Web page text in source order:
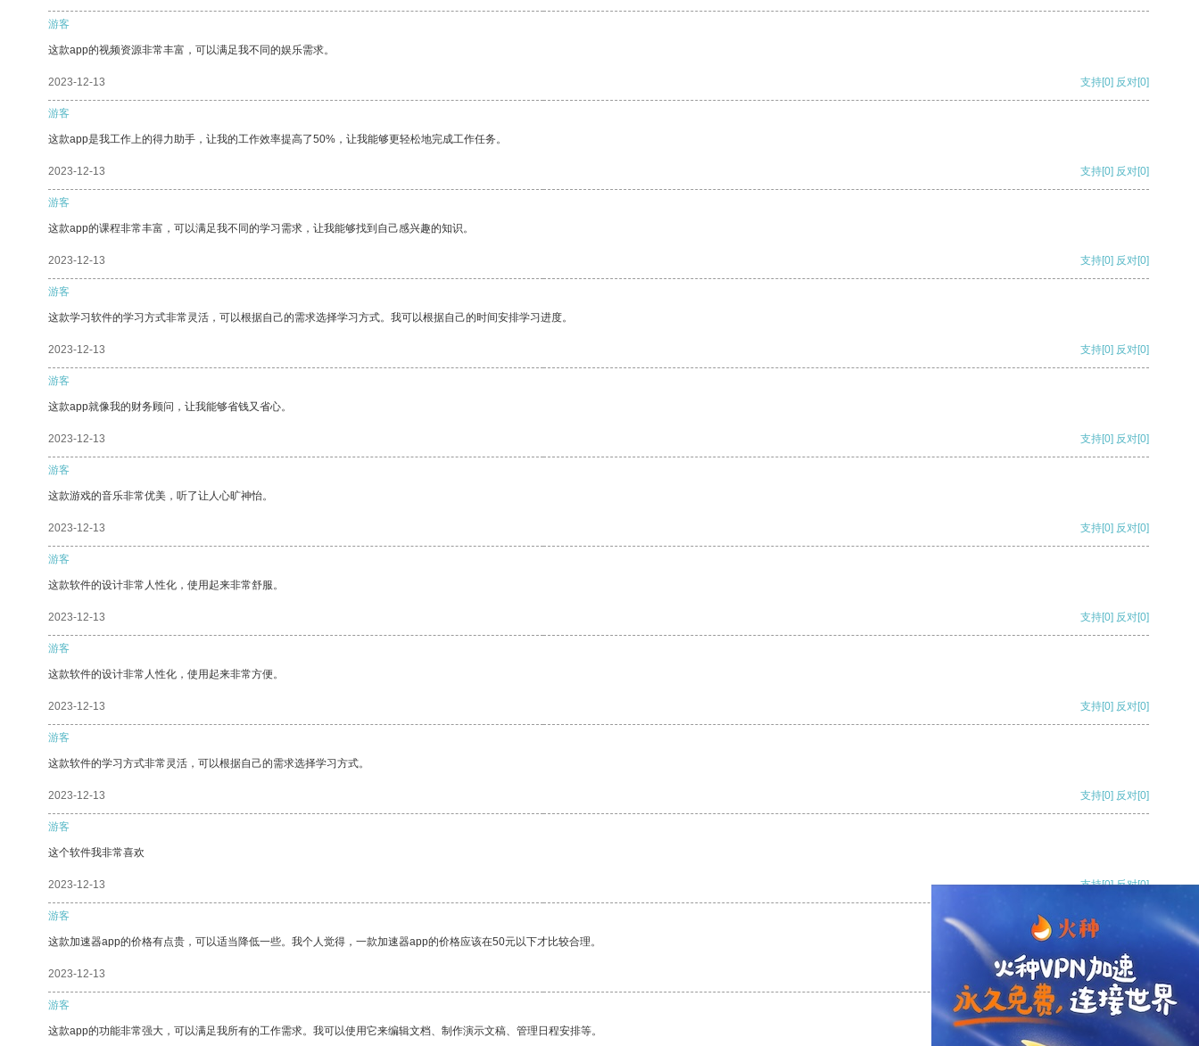
游客
这款app的视频资源非常丰富，可以满足我不同的娱乐需求。
2023-12-13 支持[0] 反对[0]
游客
这款app是我工作上的得力助手，让我的工作效率提高了50%，让我能够更轻松地完成工作任务。
2023-12-13 支持[0] 反对[0]
游客
这款app的课程非常丰富，可以满足我不同的学习需求，让我能够找到自己感兴趣的知识。
2023-12-13 支持[0] 反对[0]
游客
这款学习软件的学习方式非常灵活，可以根据自己的需求选择学习方式。我可以根据自己的时间安排学习进度。
2023-12-13 支持[0] 反对[0]
游客
这款app就像我的财务顾问，让我能够省钱又省心。
2023-12-13 支持[0] 反对[0]
游客
这款游戏的音乐非常优美，听了让人心旷神怡。
2023-12-13 支持[0] 反对[0]
游客
这款软件的设计非常人性化，使用起来非常舒服。
2023-12-13 支持[0] 反对[0]
游客
这款软件的设计非常人性化，使用起来非常方便。
2023-12-13 支持[0] 反对[0]
游客
这款软件的学习方式非常灵活，可以根据自己的需求选择学习方式。
2023-12-13 支持[0] 反对[0]
游客
这个软件我非常喜欢
2023-12-13 支持[0] 反对[0]
游客
这款加速器app的价格有点贵，可以适当降低一些。我个人觉得，一款加速器app的价格应该在50元以下才比较合理。
2023-12-13 支持[0] 反对
游客
这款app的功能非常强大，可以满足我所有的工作需求。我可以使用它来编辑文档、制作演示文稿、管理日程安排等。